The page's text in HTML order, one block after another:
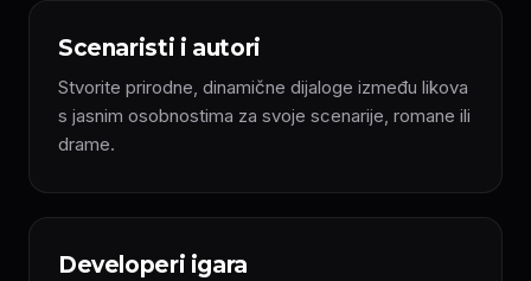
Scenaristi i autori
Stvorite prirodne, dinamične dijaloge između likova
s jasnim osobnostima za svoje scenarije, romane ili
drame.
Developeri igara